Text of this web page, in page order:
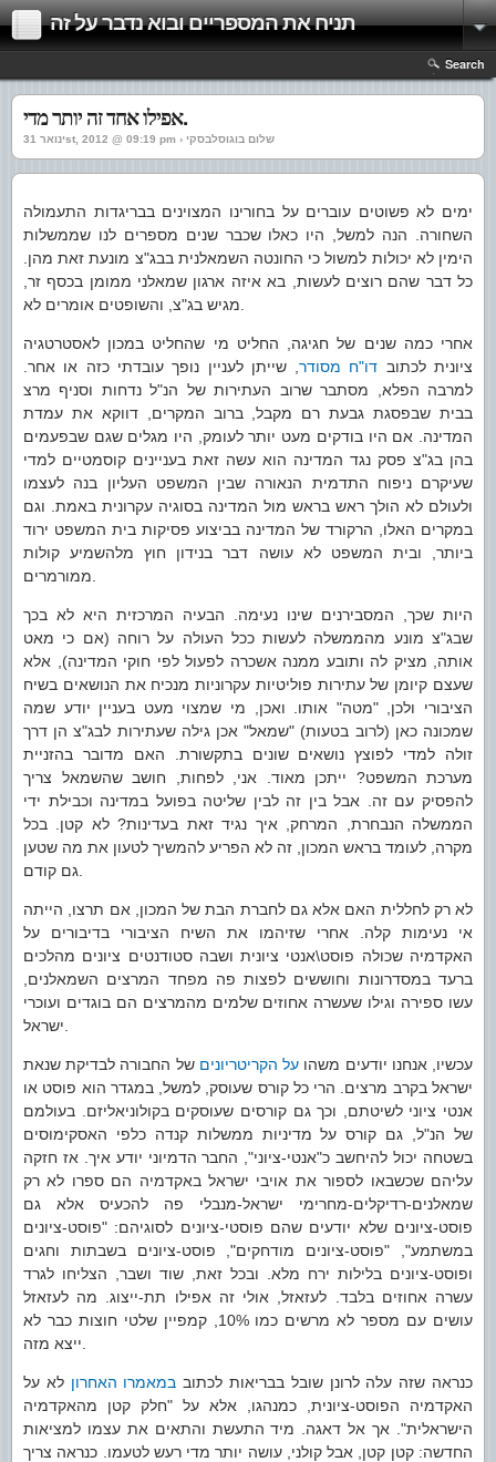
תניח את המספריים ובוא נדבר על זה
Search
אפילו אחד זה יותר מדי.
ינואר 31st, 2012 @ 09:19 pm › שלום בוגוסלבסקי
ימים לא פשוטים עוברים על בחורינו המצוינים בבריגדות התעמולה
השחורה. הנה למשל, היו כאלו שכבר שנים מספרים לנו שממשלות
הימין לא יכולות למשול כי החונטה השמאלנית בבג"צ מונעת זאת מהן.
כל דבר שהם רוצים לעשות, בא איזה ארגון שמאלני ממומן בכסף זר,
אחרי כמה שנים של חגיגה, החליט מי שהחליט במכון לאסטרטגיה
ציונית לכתוב דו"ח מסודר, שייתן לעניין נופך עובדתי כזה או אחר.
למרבה הפלא, מסתבר שרוב העתירות של הנ"ל נדחות וסניף מרצ
בבית שבפסגת גבעת רם מקבל, ברוב המקרים, דווקא את עמדת
המדינה. אם היו בודקים מעט יותר לעומק, היו מגלים שגם שבפעמים
בהן בג"צ פסק נגד המדינה הוא עשה זאת בעניינים קוסמטיים למדי
שעיקרם ניפוח התדמית הנאורה שבין המשפט העליון בנה לעצמו
ולעולם לא הולך ראש בראש מול המדינה בסוגיה עקרונית באמת. וגם
במקרים האלו, הרקורד של המדינה בביצוע פסיקות בית המשפט ירוד
ביותר, ובית המשפט לא עושה דבר בנידון חוץ מלהשמיע קולות
היות שכך, המסבירנים שינו נעימה. הבעיה המרכזית היא לא בכך
שבג"צ מונע מהממשלה לעשות ככל העולה על רוחה (אם כי מאט
אותה, מציק לה ותובע ממנה אשכרה לפעול לפי חוקי המדינה), אלא
שעצם קיומן של עתירות פוליטיות עקרוניות מנכיח את הנושאים בשיח
הציבורי ולכן, "מטה" אותו. ואכן, מי שמצוי מעט בעניין יודע שמה
שמכונה כאן (לרוב בטעות) "שמאל" אכן גילה שעתירות לבג"צ הן דרך
זולה למדי לפוצץ נושאים שונים בתקשורת. האם מדובר בהזניית
מערכת המשפט? ייתכן מאוד. אני, לפחות, חושב שהשמאל צריך
להפסיק עם זה. אבל בין זה לבין שליטה בפועל במדינה וכבילת ידי
הממשלה הנבחרת, המרחק, איך נגיד זאת בעדינות? לא קטן. בכל
מקרה, לעומד בראש המכון, זה לא הפריע להמשיך לטעון את מה שטען
לא רק לחללית האם אלא גם לחברת הבת של המכון, אם תרצו, הייתה
אי נעימות קלה. אחרי שזיהמו את השיח הציבורי בדיבורים על
האקדמיה שכולה פוסט\אנטי ציונית ושבה סטודנטים ציונים מהלכים
ברעד במסדרונות וחוששים לפצות פה מפחד המרצים השמאלנים,
עשו ספירה וגילו שעשרה אחוזים שלמים מהמרצים הם בוגדים ועוכרי
עכשיו, אנחנו יודעים משהו על הקריטריונים של החבורה לבדיקת שנאת
ישראל בקרב מרצים. הרי כל קורס שעוסק, למשל, במגדר הוא פוסט או
אנטי ציוני לשיטתם, וכך גם קורסים שעוסקים בקולוניאליזם. בעולמם
של הנ"ל, גם קורס על מדיניות ממשלות קנדה כלפי האסקימוסים
בשטחה יכול להיחשב כ"אנטי-ציוני", החבר הדמיוני יודע איך. אז חזקה
עליהם שכשבאו לספור את אויבי ישראל באקדמיה הם ספרו לא רק
שמאלנים-רדיקלים-מחרימי ישראל-מנבלי פה להכעיס אלא גם
פוסט-ציונים שלא יודעים שהם פוסטי-ציונים לסוגיהם: "פוסט-ציונים
במשתמע", "פוסט-ציונים מודחקים", פוסט-ציונים בשבתות וחגים
ופוסט-ציונים בלילות ירח מלא. ובכל זאת, שוד ושבר, הצליחו לגרד
עשרה אחוזים בלבד. לעזאזל, אולי זה אפילו תת-ייצוג. מה לעזאזל
עושים עם מספר לא מרשים כמו 10%, קמפיין שלטי חוצות כבר לא
כנראה שזה עלה לרונן שובל בבריאות לכתוב במאמרו האחרון לא על
האקדמיה הפוסט-ציונית, כמנהגו, אלא על "חלק קטן מהאקדמיה
הישראלית". אך אל דאגה. מיד התעשת והתאים את עצמו למציאות
החדשה: קטן קטן, אבל קולני, עושה יותר מדי רעש לטעמו. כנראה צריך